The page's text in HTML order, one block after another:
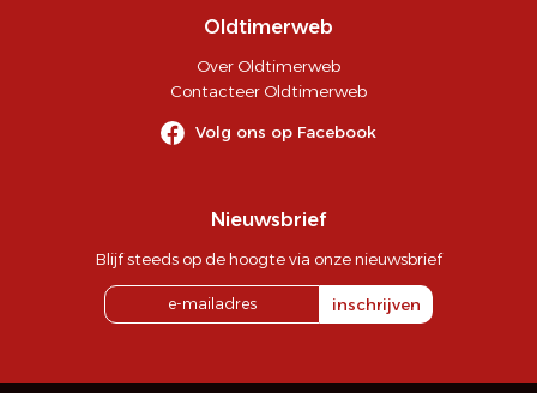
Oldtimerweb
Over Oldtimerweb
Contacteer Oldtimerweb
Volg ons op Facebook
Nieuwsbrief
Blijf steeds op de hoogte via onze nieuwsbrief
inschrijven